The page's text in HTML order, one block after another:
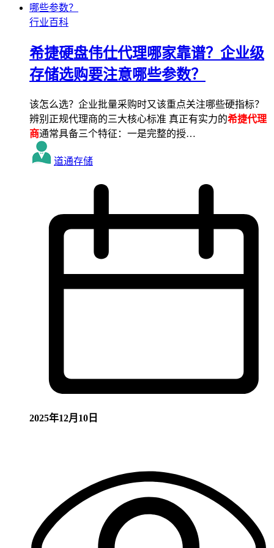
行业百科
希捷硬盘伟仕代理哪家靠谱？企业级
存储选购要注意哪些参数？
该怎么选？企业批量采购时又该重点关注哪些硬指标？
辨别正规代理商的三大核心标准 真正有实力的希捷代理
商通常具备三个特征：一是完整的授…
道通存储
2025年12月10日